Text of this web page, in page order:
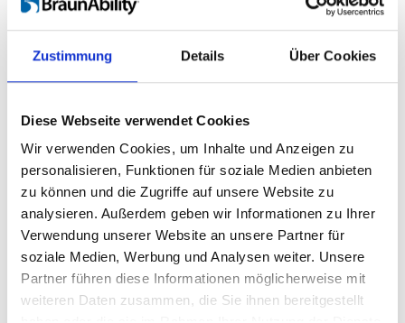
Zustimmung Details Über Cookies
Diese Webseite verwendet Cookies
Wir verwenden Cookies, um Inhalte und Anzeigen zu
personalisieren, Funktionen für soziale Medien anbieten
zu können und die Zugriffe auf unsere Website zu
analysieren. Außerdem geben wir Informationen zu Ihrer
Verwendung unserer Website an unsere Partner für
soziale Medien, Werbung und Analysen weiter. Unsere
Partner führen diese Informationen möglicherweise mit
weiteren Daten zusammen, die Sie ihnen bereitgestellt
Zurück
Wenn Sie nach einem Video zu einem bestimmten Produkt
Menü auf der linken Seite auswählen. Bitte beachten Sie, dass es
nicht zu allen Produkten eigene Videos gibt.
Einbetten
Unter jedem Video finden Sie einen Code, mit dem Sie das Video
auf Ihrer Webseite einbetten können.
Abonnieren
Abonnieren Sie hier unseren YouTube-Kanal, um sofort
benachrichtigt zu werden, wenn wir ein neues Video hochladen.